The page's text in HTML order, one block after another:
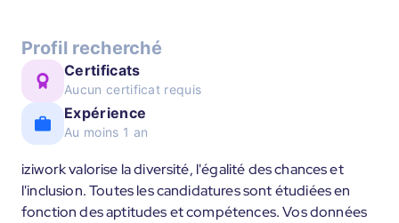
Profil recherché
Certificats
Aucun certificat requis
Expérience
Au moins 1 an
iziwork valorise la diversité, l'égalité des chances et
l'inclusion. Toutes les candidatures sont étudiées en
fonction des aptitudes et compétences. Vos données